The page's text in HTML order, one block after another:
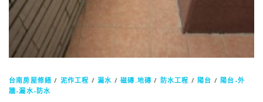
台南房屋修繕 / 泥作工程 /漏水 /磁磚.地磚 / 防水工程 / 陽台 / 陽台-外
牆-漏水-防水